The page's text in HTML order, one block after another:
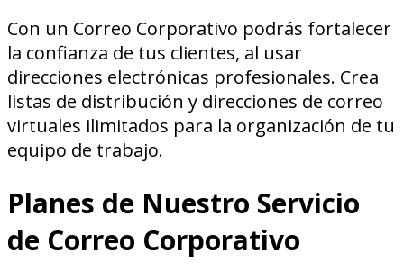
Con un Correo Corporativo podrás fortalecer
la confianza de tus clientes, al usar
direcciones electrónicas profesionales. Crea
listas de distribución y direcciones de correo
virtuales ilimitados para la organización de tu
equipo de trabajo.
Planes de Nuestro Servicio
de Correo Corporativo